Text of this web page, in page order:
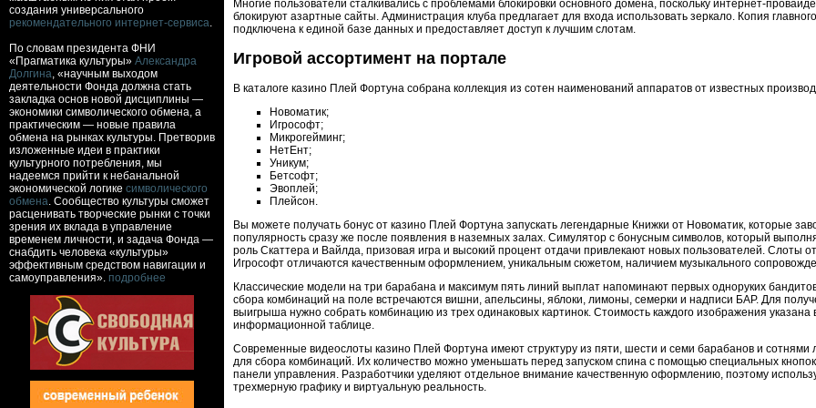
создания универсального
рекомендательного интернет-сервиса.
По словам президента ФНИ
«Прагматика культуры» Александра
Долгина, «научным выходом
деятельности Фонда должна стать
закладка основ новой дисциплины —
экономики символического обмена, а
практическим — новые правила
обмена на рынках культуры. Претворив
изложенные идеи в практики
культурного потребления, мы
надеемся прийти к небанальной
экономической логике символического
обмена. Сообщество культуры сможет
расценивать творческие рынки с точки
зрения их вклада в управление
временем личности, и задача Фонда —
снабдить человека «культуры»
эффективным средством навигации и
самоуправления». подробнее
Многие пользователи сталкивались с проблемами блокировки основного домена, поскольку интернет-
блокируют азартные сайты. Администрация клуба предлагает для входа использовать зеркало. Копия
подключена к единой базе данных и предоставляет доступ к лучшим слотам.
Игровой ассортимент на портале
В каталоге казино Плей Фортуна собрана коллекция из сотен наименований аппаратов от известных
Новоматик;
Игрософт;
Микрогейминг;
НетЕнт;
Уникум;
Бетсофт;
Эвоплей;
Плейсон.
Вы можете получать бонус от казино Плей Фортуна запускать легендарные Книжки от Новоматик, которые
популярность сразу же после появления в наземных залах. Симулятор с бонусным символов, который
роль Скаттера и Вайлда, призовая игра и высокий процент отдачи привлекают новых пользователей. Слоты от
Игрософт отличаются качественным оформлением, уникальным сюжетом, наличием музыкального
Классические модели на три барабана и максимум пять линий выплат напоминают первых одноруких
сбора комбинаций на поле встречаются вишни, апельсины, яблоки, лимоны, семерки и надписи БАР. Для
выигрыша нужно собрать комбинацию из трех одинаковых картинок. Стоимость каждого изображения указана
информационной таблице.
Современные видеослоты казино Плей Фортуна имеют структуру из пяти, шести и семи барабанов и сотнями
для сбора комбинаций. Их количество можно уменьшать перед запуском спина с помощью специальных
панели управления. Разработчики уделяют отдельное внимание качественную оформлению, поэтому
трехмерную графику и виртуальную реальность.